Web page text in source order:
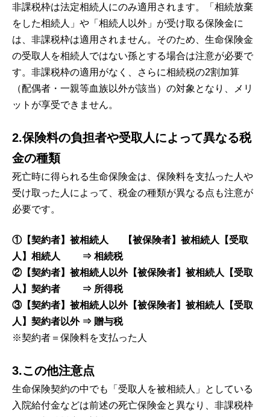
非課税枠は法定相続人にのみ適用されます。「相続放棄
をした相続人」や「相続人以外」が受け取る保険金に
は、非課税枠は適用されません。そのため、生命保険金
の受取人を相続人ではない孫とする場合は注意が必要で
す。非課税枠の適用がなく、さらに相続税の2割加算
（配偶者・一親等血族以外が該当）の対象となり、メリ
ットが享受できません。
2.保険料の負担者や受取人によって異なる税
金の種類
死亡時に得られる生命保険金は、保険料を支払った人や
受け取った人によって、税金の種類が異なる点も注意が
必要です。
①【契約者】被相続人 【被保険者】被相続人【受取
人】相続人 ⇒ 相続税
②【契約者】被相続人以外【被保険者】被相続人【受取
人】契約者 ⇒ 所得税
③【契約者】被相続人以外【被保険者】被相続人【受取
人】契約者以外 ⇒ 贈与税
※契約者＝保険料を支払った人
3.この他注意点
生命保険契約の中でも「受取人を被相続人」としている
入院給付金などは前述の死亡保険金と異なり、非課税枠